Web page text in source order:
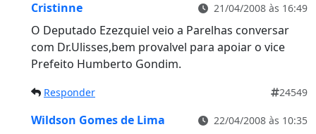
Cristinne 21/04/2008 às 16:49
O Deputado Ezezquiel veio a Parelhas conversar
com Dr.Ulisses,bem provalvel para apoiar o vice
Prefeito Humberto Gondim.
Responder 24549
Wildson Gomes de Lima 22/04/2008 às 10:35